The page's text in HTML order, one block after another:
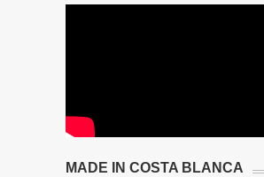
MADE IN COSTA BLANCA